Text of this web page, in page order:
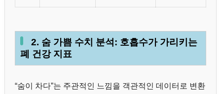
2. 숨 가쁨 수치 분석: 호흡수가 가리키는
폐 건강 지표
“숨이 차다”는 주관적인 느낌을 객관적인 데이터로 변환